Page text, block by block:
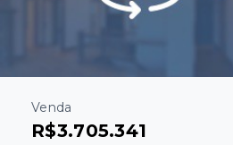
Venda
R$3.705.341